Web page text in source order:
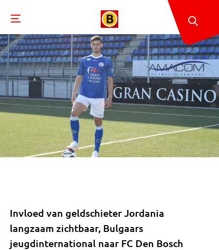
Invloed van geldschieter Jordania
langzaam zichtbaar, Bulgaars
jeugdinternational naar FC Den Bosch